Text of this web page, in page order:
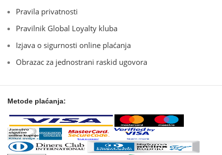
Pravila privatnosti
Pravilnik Global Loyalty kluba
Izjava o sigurnosti online plaćanja
Obrazac za jednostrani raskid ugovora
Metode plaćanja: